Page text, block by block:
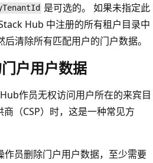
是可选的。 如果未指定此
Hub 中注册的所有租户目录中
清除所有匹配用户的门户数据。
户用户数据
作员无权访问用户所在的来宾目
（CSP）时，这是一种常见方
员删除门户用户数据，至少需要